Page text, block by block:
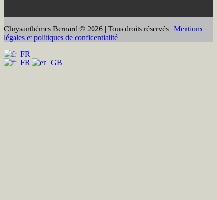
Chrysanthèmes Bernard © 2026 | Tous droits réservés | Mentions
légales et politiques de confidentialité